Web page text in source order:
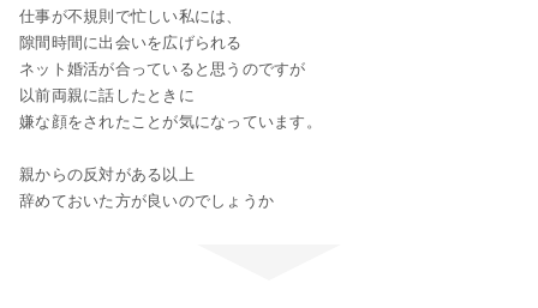
仕事が不規則で忙しい私には、
隙間時間に出会いを広げられる
ネット婚活が合っていると思うのですが
以前両親に話したときに
嫌な顔をされたことが気になっています。
親からの反対がある以上
辞めておいた方が良いのでしょうか